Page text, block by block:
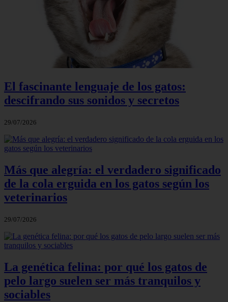
El fascinante lenguaje de los gatos:
descifrando sus sonidos y secretos
29/07/2026
Más que alegría: el verdadero significado
de la cola erguida en los gatos según los
veterinarios
29/07/2026
La genética felina: por qué los gatos de
pelo largo suelen ser más tranquilos y
sociables